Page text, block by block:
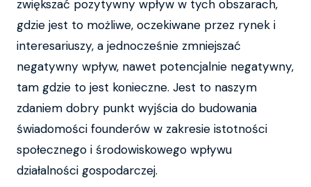
zwiększać pozytywny wpływ w tych obszarach,
gdzie jest to możliwe, oczekiwane przez rynek i
interesariuszy, a jednocześnie zmniejszać
negatywny wpływ, nawet potencjalnie negatywny,
tam gdzie to jest konieczne. Jest to naszym
zdaniem dobry punkt wyjścia do budowania
świadomości founderów w zakresie istotności
społecznego i środowiskowego wpływu
działalności gospodarczej.